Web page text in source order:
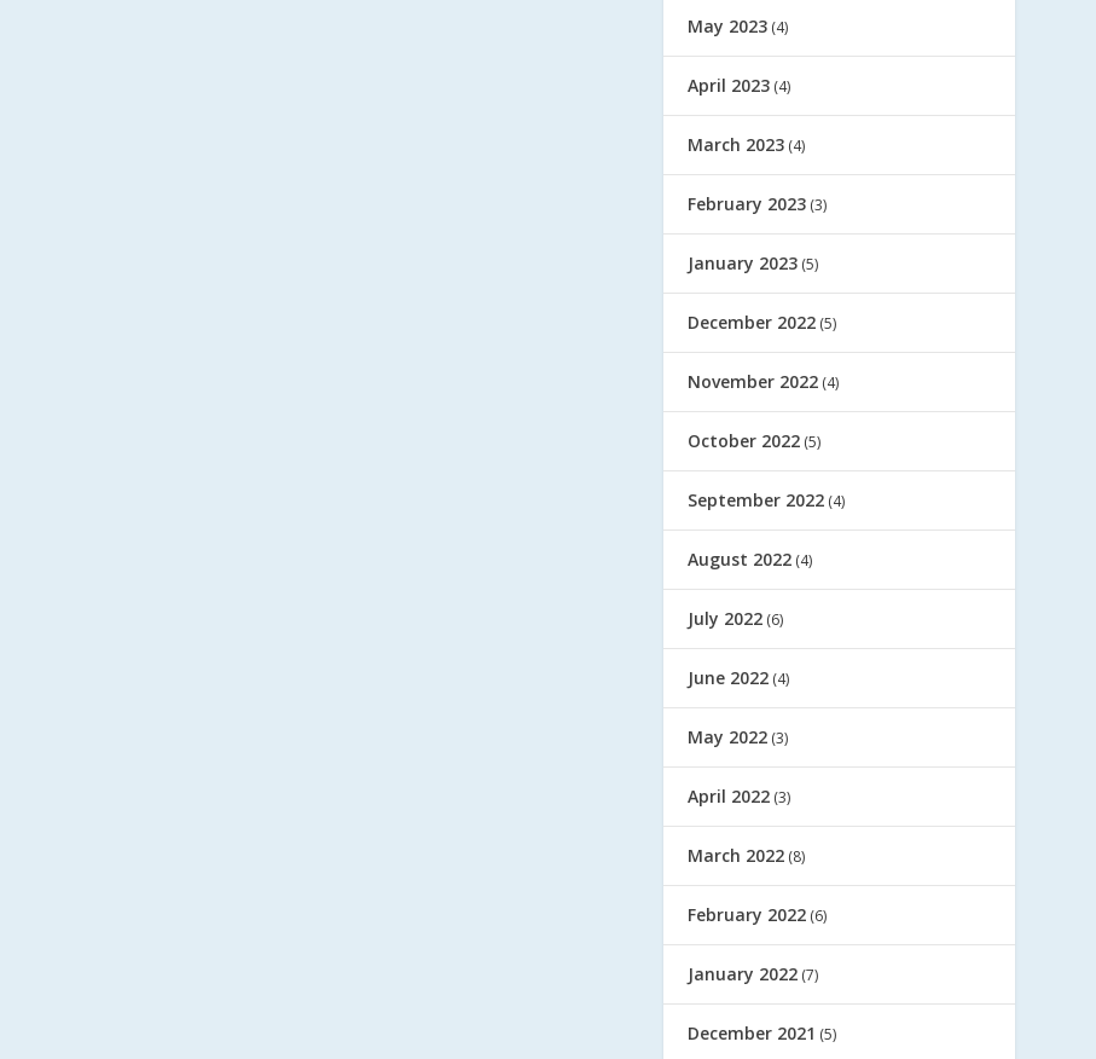
May 2023 (4)
April 2023 (4)
March 2023 (4)
February 2023 (3)
January 2023 (5)
December 2022 (5)
November 2022 (4)
October 2022 (5)
September 2022 (4)
August 2022 (4)
July 2022 (6)
June 2022 (4)
May 2022 (3)
April 2022 (3)
March 2022 (8)
February 2022 (6)
January 2022 (7)
December 2021 (5)